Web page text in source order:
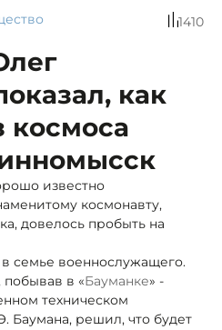
1410
как
космоса
известно
космонавту,
довелось пробыть на
семье военнослужащего.
в «Бауманке» -
техническом
Баумана, решил, что будет